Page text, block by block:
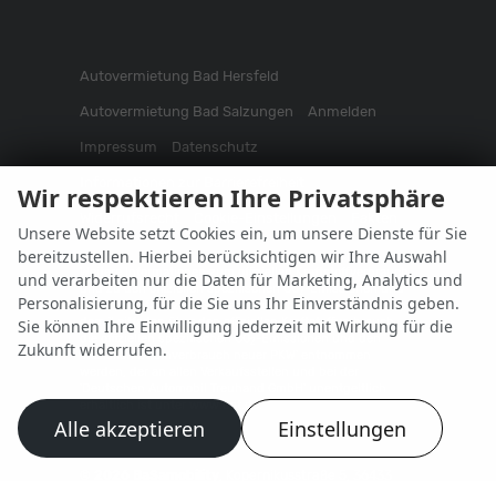
Autovermietung Bad Hersfeld
Autovermietung Bad Salzungen Anmelden
Impressum Datenschutz
Widerrufsrecht Fakten
Weitere Informationen zum offiziellen Kraftstoffverbrauch
und zu den offiziellen spezifischen CO
-Emissionen und
gegebenenfalls zum Stromverbrauch neuer PKW können
dem 'Leitfaden über den offiziellen Kraftstoffverbrauch,
die offiziellen spezifischen CO
offiziellen Stromverbrauch neuer PKW' entnommen
erhältlich ist unter www.dat.de.
Wir respektieren Ihre Privatsphäre
Unsere Website setzt Cookies ein, um unsere Dienste für Sie
bereitzustellen. Hierbei berücksichtigen wir Ihre Auswahl
und verarbeiten nur die Daten für Marketing, Analytics und
Personalisierung, für die Sie uns Ihr Einverständnis geben.
Sie können Ihre Einwilligung jederzeit mit Wirkung für die
Zukunft widerrufen.
Alle akzeptieren Einstellungen